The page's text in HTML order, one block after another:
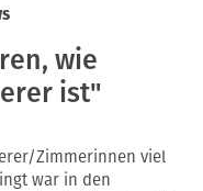
wie
ist"
Zimmerinnen viel
war in den